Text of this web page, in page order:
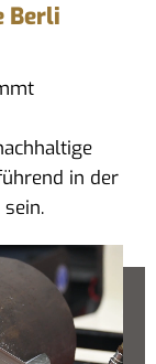
Berli
in der